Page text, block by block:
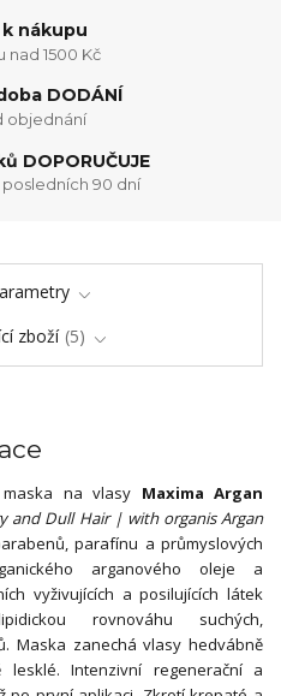
k nákupu
nad 1500 Kč
DODÁNÍ
objednání
DOPORUČUJE
90 dní
zboží 5
maska na vlasy Maxima Argan
and Dull Hair | with organis Argan
parafínu a průmyslových
arganového oleje a
vyživujících a posilujících látek
rovnováhu suchých,
Maska zanechá vlasy hedvábně
Intenzivní regenerační a